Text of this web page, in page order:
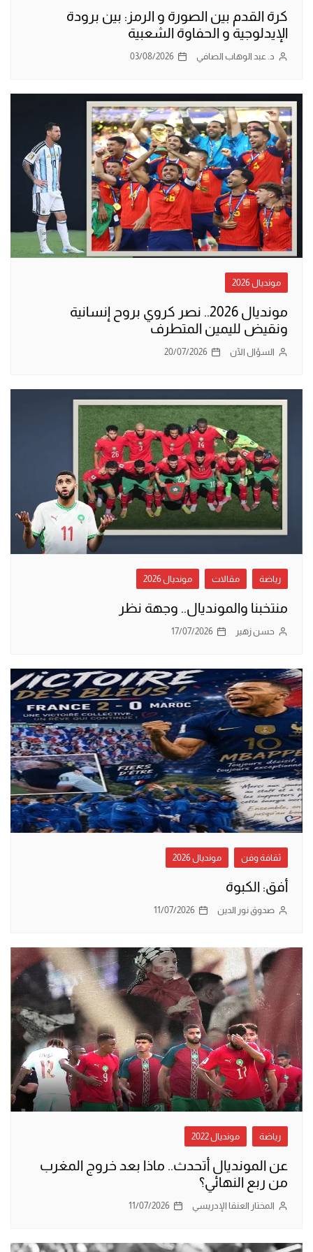
كرة القدم بين الصورة و الرمز: بين برودة
الإيدلوجية و الحفاوة الشعبية
د. عبد الوهاب الصافي 03/08/2026
مونديال 2026
مونديال 2026.. نصر كروي بروح إنسانية
ونقيض لليمين المتطرف
السؤال الآن 20/07/2026
رياضة مقالات مونديال 2026
منتخبنا والمونديال.. وجهة نظر
حسن زهير 17/07/2026
ثقافة وفن مونديال 2026
أفق: الكبوة
صدوق نور الدين 11/07/2026
رياضة مونديال 2022
عن المونديال أتحدث.. ماذا بعد خروج المغرب
من ربع النهائي؟
المختار العنقا الإدريسي 11/07/2026